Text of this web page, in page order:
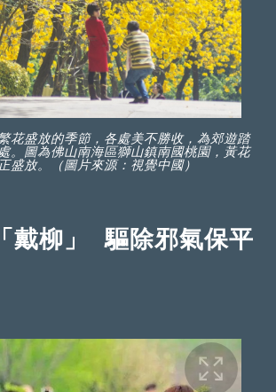
花盛放的季節，各處美不勝收，為郊遊踏
。圖為佛山南海區獅山鎮南國桃園，黃花
盛放。（圖片來源：視覺中國）
戴柳」 驅除邪氣保平